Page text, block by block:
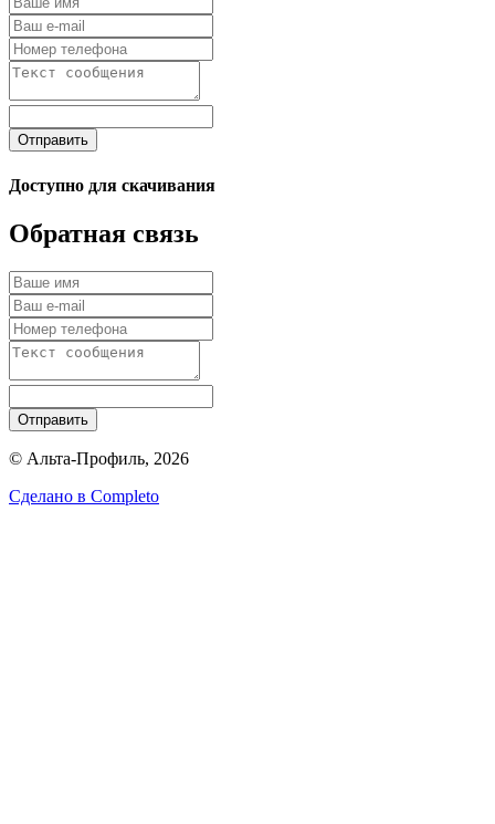
Отправить
Доступно для скачивания
Обратная связь
Отправить
© Альта-Профиль, 2026
Сделано в Completo